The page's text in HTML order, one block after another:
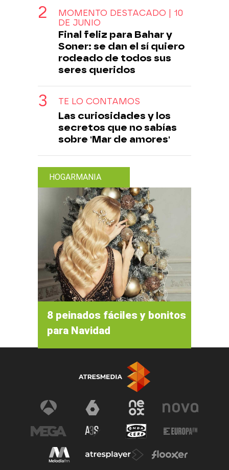
MOMENTO DESTACADO | 10
DE JUNIO
Final feliz para Bahar y
Soner: se dan el sí quiero
rodeado de todos sus
seres queridos
TE LO CONTAMOS
Las curiosidades y los
secretos que no sabías
sobre 'Mar de amores'
HOGARMANIA
8 peinados fáciles y bonitos
para Navidad